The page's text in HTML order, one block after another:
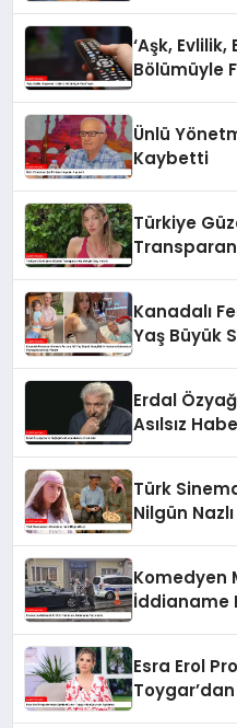
‘Aşk,
Bölümüyle
Ünlü
Kaybetti
Türkiye
Kanadalı
Yaş Büyük
Erdal
Asılsız
Türk
Nilgün Nazlı
Komedyen
İddianame
Esra Erol